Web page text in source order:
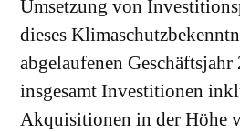
Umsetzung von
dieses
abgelaufenen
insgesamt Investitionen
Akquisitionen in der Höhe